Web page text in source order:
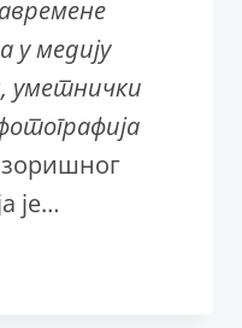
у медију
уметнички
је…